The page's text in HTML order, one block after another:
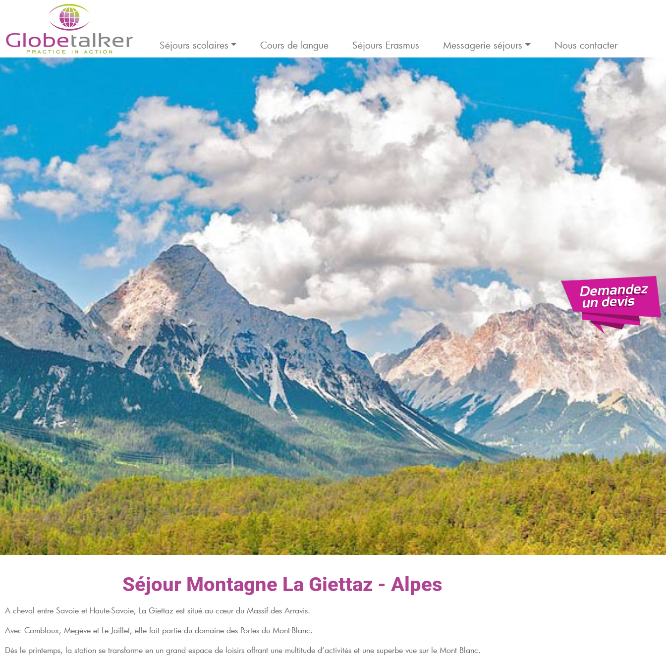
Séjours scolaires Cours de langue Séjours Erasmus Messagerie séjours Nous contacter
Cliquez ici
Séjour Montagne La Giettaz - Alpes
A cheval entre Savoie et Haute-Savoie, La Giettaz est situé au cœur du Massif des Arravis.
Avec Combloux, Megève et Le Jaillet, elle fait partie du domaine des Portes du Mont-Blanc.
Dès le printemps, la station se transforme en un grand espace de loisirs offrant une multitude d’activités et une superbe vue sur le Mont Blanc.